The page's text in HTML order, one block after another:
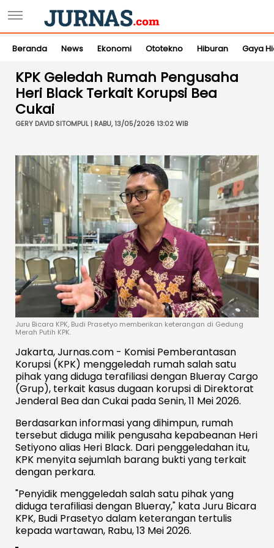
Beranda News Ekonomi Ototekno Hiburan Gaya
KPK Geledah Rumah Pengusaha
Heri Black Terkait Korupsi Bea
Cukai
GERY DAVID SITOMPUL | RABU, 13/05/2026 13:02 WIB
Juru Bicara KPK, Budi Prasetyo memberikan keterangan di Gedung
Merah Putih KPK.
Jakarta, Jurnas.com - Komisi Pemberantasan
Korupsi (KPK) menggeledah rumah salah satu
pihak yang diduga terafiliasi dengan Blueray Cargo
(Grup), terkait kasus dugaan korupsi di Direktorat
Jenderal Bea dan Cukai pada Senin, 11 Mei 2026.
Berdasarkan informasi yang dihimpun, rumah
tersebut diduga milik pengusaha kepabeanan Heri
Setiyono alias Heri Black. Dari penggeledahan itu,
KPK menyita sejumlah barang bukti yang terkait
dengan perkara.
"Penyidik menggeledah salah satu pihak yang
diduga terafiliasi dengan Blueray," kata Juru Bicara
KPK, Budi Prasetyo dalam keterangan tertulis
kepada wartawan, Rabu, 13 Mei 2026.